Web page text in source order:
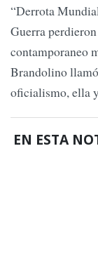
“Derrota
Guerra
contamporaneo
Brandolino
oficialismo, ella
EN ESTA